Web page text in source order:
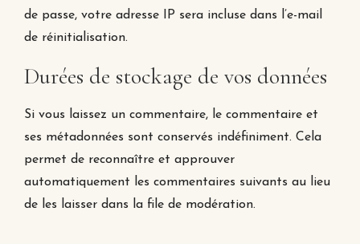
de passe, votre adresse IP sera incluse dans l’e-mail
de réinitialisation.
Durées de stockage de vos données
Si vous laissez un commentaire, le commentaire et
ses métadonnées sont conservés indéfiniment. Cela
permet de reconnaître et approuver
automatiquement les commentaires suivants au lieu
de les laisser dans la file de modération.